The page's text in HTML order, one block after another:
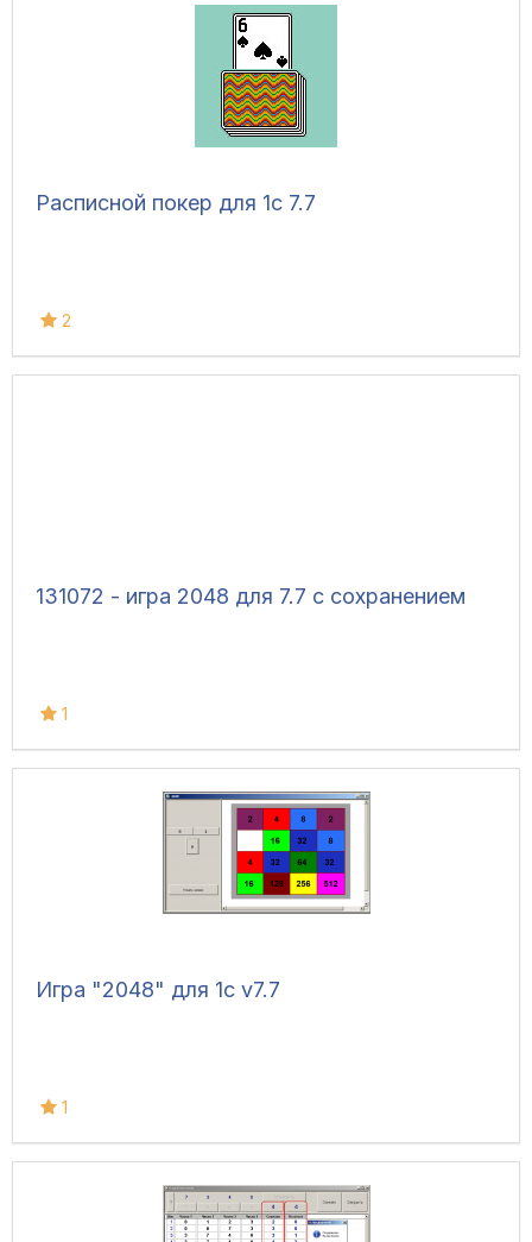
Расписной покер для 1с 7.7
2
131072 - игра 2048 для 7.7 с сохранением
1
Игра "2048" для 1с v7.7
1